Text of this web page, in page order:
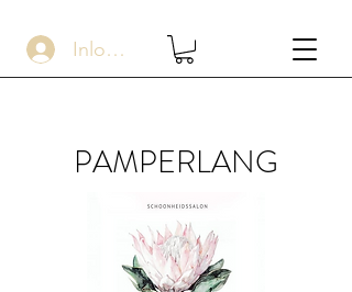
Inloggen
PAMPERLANG